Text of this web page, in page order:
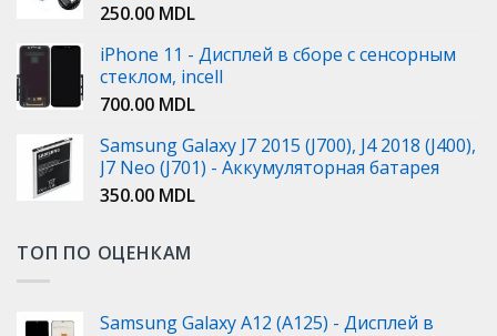
250.00 MDL
iPhone 11 - Дисплей в сборе с сенсорным
стеклом, incell
700.00 MDL
Samsung Galaxy J7 2015 (J700), J4 2018 (J400),
J7 Neo (J701) - Аккумуляторная батарея
350.00 MDL
ТОП ПО ОЦЕНКАМ
Samsung Galaxy A12 (A125) - Дисплей в